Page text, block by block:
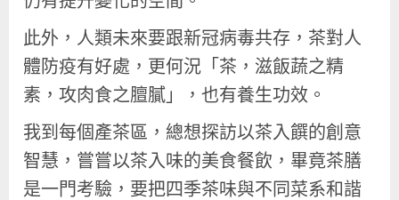
此外，人類未來要跟新冠病毒共存，茶對人
體防疫有好處，更何況「茶，滋飯蔬之精
素，攻肉食之膻膩」，也有養生功效。
我到每個產茶區，總想探訪以茶入饌的創意
智慧，嘗嘗以茶入味的美食餐飲，畢竟茶膳
是一門考驗，要把四季茶味與不同菜系和諧